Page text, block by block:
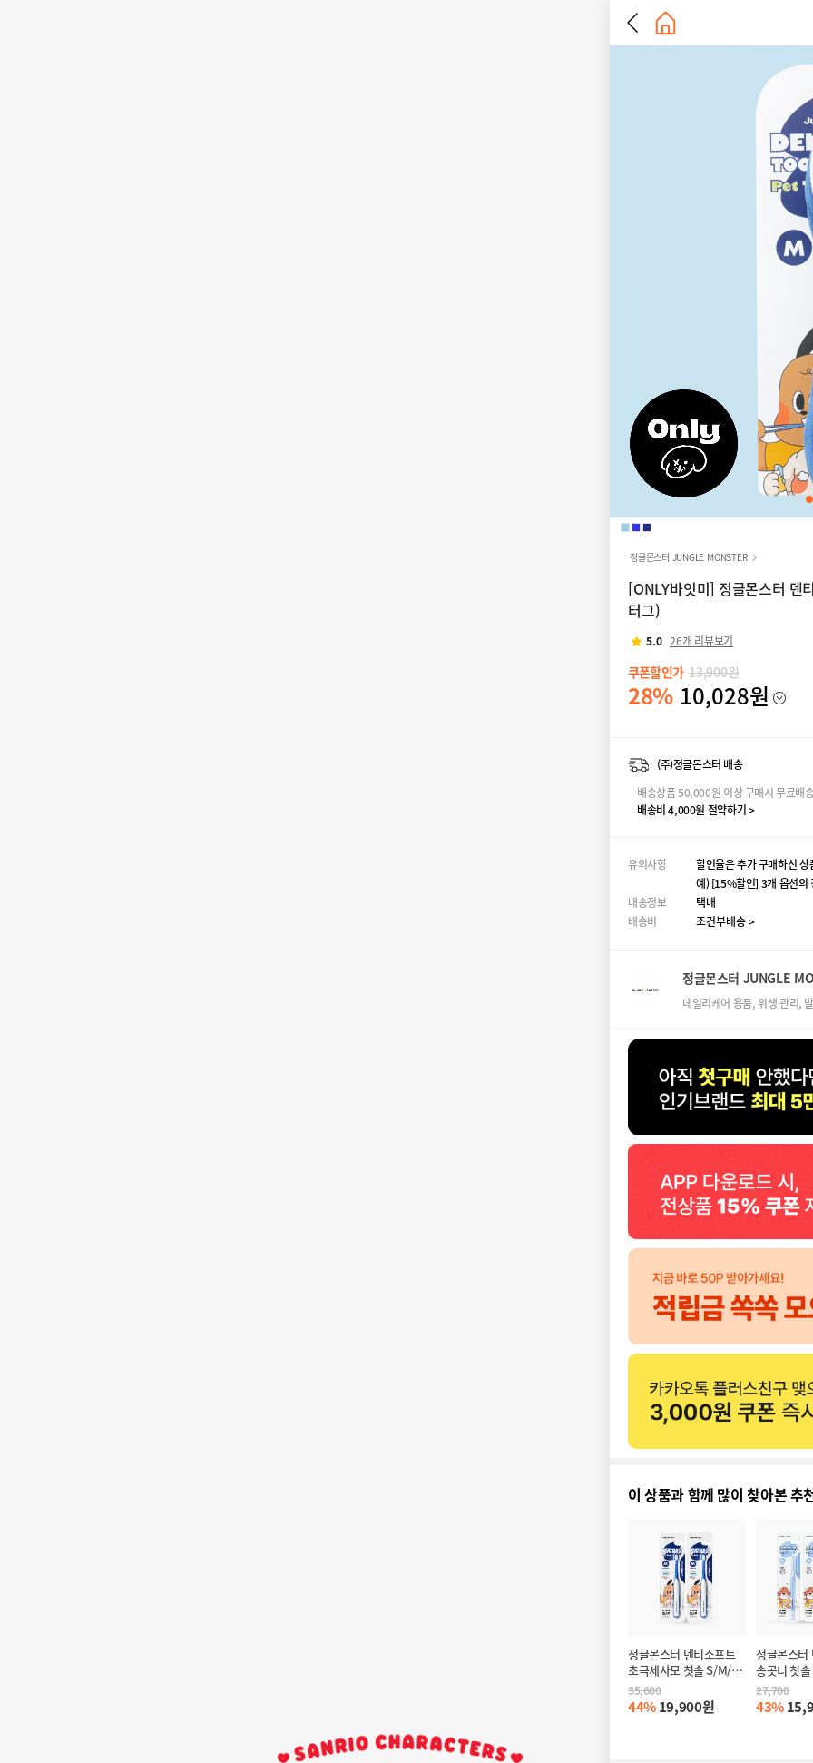
정글몬스터 JUNGLE MONSTER
[ONLY바잇미] 정글몬스터 덴
터그)
5.0 26개 리뷰보기
쿠폰할인가 13,900원
28% 10,028원
(주)정글몬스터 배송
배송상품 50,000원 이상 구매시 무료배
배송비 4,000원 절약하기 >
유의사항
할인율은 추가 구매하신
예) [15%할인] 3개 옵션의
배송정보
택배
배송비
조건부배송 >
정글몬스터 JUNGLE
데일리케어 용품, 위생 관리,
이 상품과 함께 많이 찾아본 추
정글몬스터 덴티소프트
초극세사모 칫솔 S/M/P
4EA
35,600
44%19,900원
정글몬스터
송곳니 칫
27,700
43%